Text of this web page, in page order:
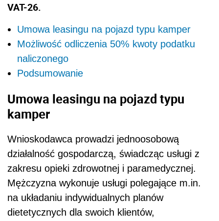
VAT-26.
Umowa leasingu na pojazd typu kamper
Możliwość odliczenia 50% kwoty podatku
naliczonego
Podsumowanie
Umowa leasingu na pojazd typu
kamper
Wnioskodawca prowadzi jednoosobową
działalność gospodarczą, świadcząc usługi z
zakresu opieki zdrowotnej i paramedycznej.
Mężczyzna wykonuje usługi polegające m.in.
na układaniu indywidualnych planów
dietetycznych dla swoich klientów,